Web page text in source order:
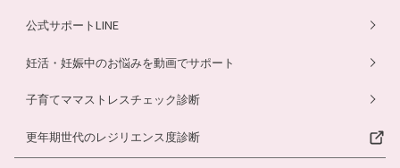
公式サポートLINE
妊活・妊娠中のお悩みを動画でサポート
子育てママストレスチェック診断
更年期世代のレジリエンス度診断